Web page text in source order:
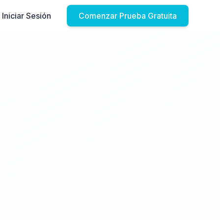
Iniciar Sesión Comenzar Prueba Gratuita